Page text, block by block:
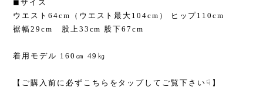
◼︎サイズ
ウエスト64cm（ウエスト最大104cm） ヒップ110cm
裾幅29cm 股上33cm 股下67cm
着用モデル 160㎝ 49㎏
【ご購入前に必ずこちらをタップしてご覧下さい☟】